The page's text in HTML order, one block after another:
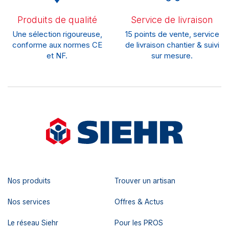
Produits de qualité
Une sélection rigoureuse,
conforme aux normes CE
et NF.
Service de livraison
15 points de vente, service
de livraison chantier & suivi
sur mesure.
Nos produits
Nos services
Le réseau Siehr
Trouver un artisan
Offres & Actus
Pour les PROS